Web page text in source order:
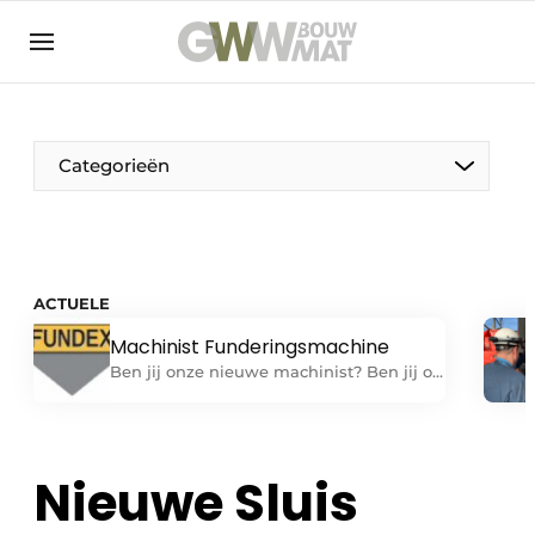
NL EN
Categorieën
Vrouw in de bouw
ACTUELE
Machinist Funderingsmachine
Ben jij onze nieuwe machinist? Ben jij op
werkzaamheden die verband houden
met bedienen van en dagelijks
Nieuwe Sluis